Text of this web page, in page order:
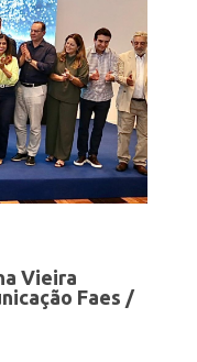
Vieira
Faes /